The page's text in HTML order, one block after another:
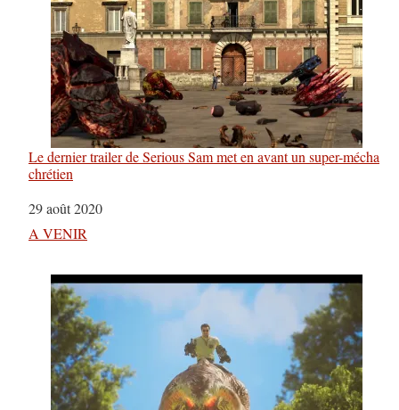
Le dernier trailer de Serious Sam met en avant un super-mécha
chrétien
Date
29 août 2020
Par rapport à
A VENIR